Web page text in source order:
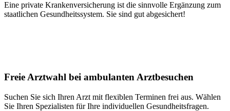
Eine private Krankenversicherung ist die sinnvolle Ergänzung zum
staatlichen Gesundheitssystem. Sie sind gut abgesichert!
Freie Arztwahl bei ambulanten Arztbesuchen
Suchen Sie sich Ihren Arzt mit flexiblen Terminen frei aus. Wählen
Sie Ihren Spezialisten für Ihre individuellen Gesundheitsfragen.